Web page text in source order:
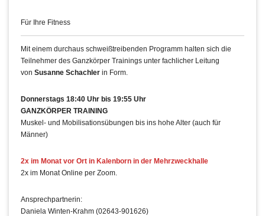
Für Ihre Fitness
Mit einem durchaus schweißtreibenden Programm halten sich die
Teilnehmer des Ganzkörper Trainings unter fachlicher Leitung
von Susanne Schachler in Form.
Donnerstags 18:40 Uhr bis 19:55 Uhr
GANZKÖRPER TRAINING
Muskel- und Mobilisationsübungen bis ins hohe Alter (auch für
Männer)
2x im Monat vor Ort in Kalenborn in der Mehrzweckhalle
2x im Monat Online per Zoom.
Ansprechpartnerin:
Daniela Winten-Krahm (02643-901626)